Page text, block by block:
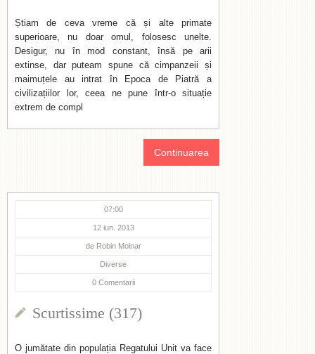
Știam de ceva vreme că și alte primate
superioare, nu doar omul, folosesc unelte.
Desigur, nu în mod constant, însă pe arii
extinse, dar puteam spune că cimpanzeii și
maimuțele au intrat în Epoca de Piatră a
civilizațiilor lor, ceea ne pune într-o situație
extrem de compl
Continuarea
07:00
12 iun. 2013
de Robin Molnar
Diverse
0 Comentarii
Scurtissime (317)
O jumătate din populația Regatului Unit va face